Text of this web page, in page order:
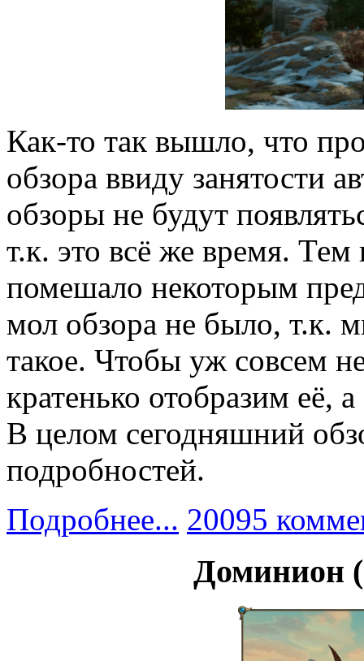
Как-то так вышло, что
обзора ввиду занятости
обзоры не будут
т.к. это всё же время. Тем
помешало некоторым
мол обзора не было, т.к.
такое. Чтобы уж совсем
кратенько отобразим её,
В целом сегодняшний
подробностей.
Подробнее... 20095
Доминион